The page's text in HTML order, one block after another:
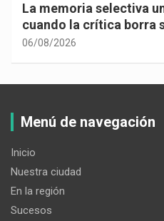
La memoria selectiva
cuando la crítica borra
06/08/2026
Menú de navegación
Inicio
Nuestra ciudad
En la región
Sucesos